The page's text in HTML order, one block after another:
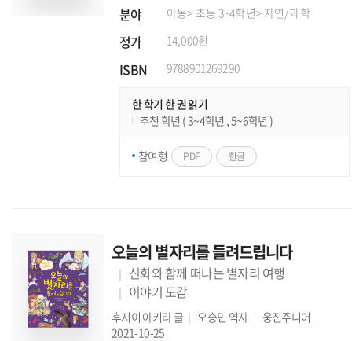
분야 아동> 초등 3~4학년> 자연/과학
정가 14,000원
ISBN 9788901269290
한 학기 한 권 읽기
추천 학년 ( 3~4학년 , 5~6학년 )
참여형 PDF 한글
오늘의 별자리를 들려드립니다
신화와 함께 떠나는 별자리 여행
이야기 도감
후지이 아키라글 오승민 역자
웅진주니어
2021-10-25